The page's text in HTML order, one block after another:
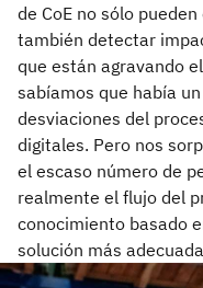
de CoE no sólo
también detectar
que están agravando
sabíamos que había
desviaciones del
digitales. Pero nos
el escaso número de
realmente el flujo del
conocimiento basado
solución más